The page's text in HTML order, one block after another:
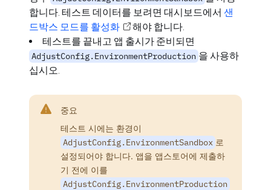
합니다. 테스트 데이터를 보려면 대시보드에서 샌
드박스 모드를 활성화
해야 합니다.
테스트를 끝내고 앱 출시가 준비되면
AdjustConfig.EnvironmentProduction 을 사용하
십시오.
중요
테스트 시에는 환경이
AdjustConfig.EnvironmentSandbox 로
설정되어야 합니다. 앱을 앱스토어에 제출하
기 전에 이를
AdjustConfig.EnvironmentProduction